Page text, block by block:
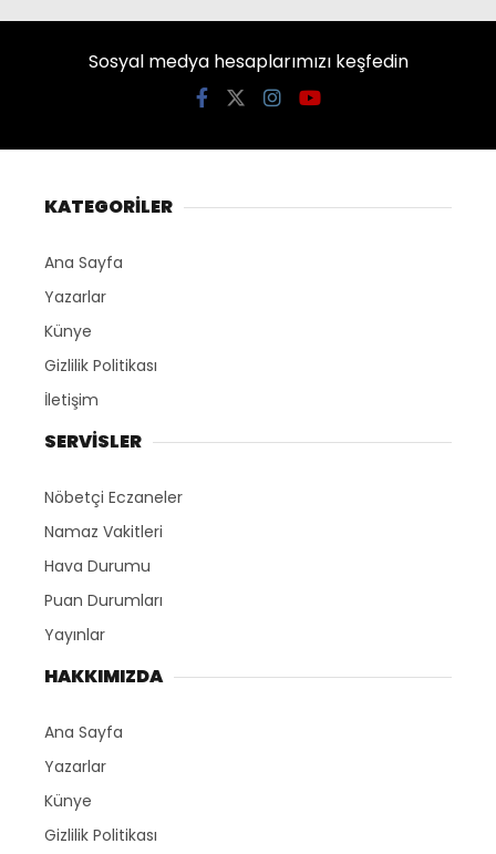
Sosyal medya hesaplarımızı keşfedin
KATEGORİLER
Ana Sayfa
Yazarlar
Künye
Gizlilik Politikası
İletişim
SERVİSLER
Nöbetçi Eczaneler
Namaz Vakitleri
Hava Durumu
Puan Durumları
Yayınlar
HAKKIMIZDA
Ana Sayfa
Yazarlar
Künye
Gizlilik Politikası